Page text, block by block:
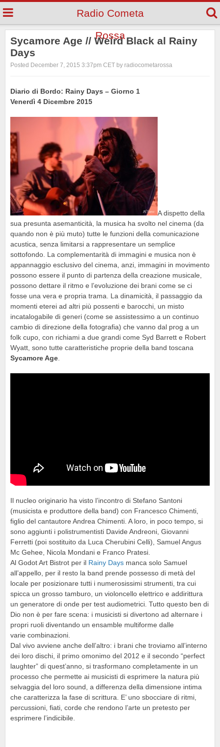
Radio Cometa
Rossa
Sycamore Age // Weird Black al Rainy
Days
Posted December 7, 2015 3:37pm CET by radiocometarossa
Diario di Bordo: Rainy Days – Giorno 1
Venerdì 4 Dicembre 2015
A dispetto della
sua presunta asemanticità, la musica ha svolto nel cinema (da
quando non è più muto) tutte le funzioni della comunicazione
acustica, senza limitarsi a rappresentare un semplice
sottofondo. La complementarità di immagini e musica non è
appannaggio esclusivo del cinema, anzi, immagini in movimento
possono essere il punto di partenza della creazione musicale,
possono dettare il ritmo e l’evoluzione dei brani come se ci
fosse una vera e propria trama. La dinamicità, il passaggio da
momenti eterei ad altri più possenti e barocchi, un misto
incatalogabile di generi (come se assistessimo a un continuo
cambio di direzione della fotografia) che vanno dal prog a un
folk cupo, con richiami a due grandi come Syd Barrett e Robert
Wyatt, sono tutte caratteristiche proprie della band toscana
Sycamore Age
Il nucleo originario ha visto l’incontro di Stefano Santoni
(musicista e produttore della band) con Francesco Chimenti,
figlio del cantautore Andrea Chimenti. A loro, in poco tempo, si
sono aggiunti i polistrumentisti Davide Andreoni, Giovanni
Ferretti (poi sostituito da Luca Cherubini Celli), Samuel Angus
Mc Gehee, Nicola Mondani e Franco Pratesi.
Al Godot Art Bistrot per il Rainy Days manca solo Samuel
all’appello, per il resto la band prende possesso di metà del
locale per posizionare tutti i numerosissimi strumenti, tra cui
spicca un grosso tamburo, un violoncello elettrico e addirittura
un generatore di onde per test audiometrici. Tutto questo ben di
Dio non è per fare scena: i musicisti si divertono ad alternare i
propri ruoli diventando un ensamble multiforme dalle
varie combinazioni.
Dal vivo avviene anche dell’altro: i brani che troviamo all’interno
dei loro dischi, il primo omonimo del 2012 e il secondo “perfect
laughter” di quest’anno, si trasformano completamente in un
processo che permette ai musicisti di esprimere la natura più
selvaggia del loro sound, a differenza della dimensione intima
che caratterizza la fase di scrittura. E’ uno sbocciare di ritmi,
percussioni, fiati, corde che rendono l’arte un pretesto per
esprimere l’indicibile.